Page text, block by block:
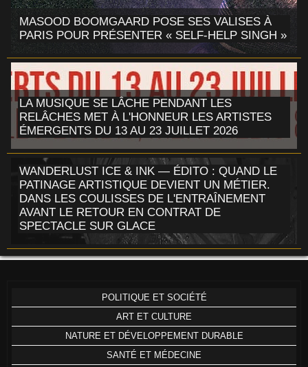
MASOOD BOOMGAARD POSE SES VALISES À
PARIS POUR PRÉSENTER « SELF-HELP SINGH »
LA MUSIQUE SE LÂCHE PENDANT LES
RELÂCHES MET À L'HONNEUR LES ARTISTES
ÉMERGENTS DU 13 AU 23 JUILLET 2026
WANDERLUST ICE & INK — ÉDITO : QUAND LE
PATINAGE ARTISTIQUE DEVIENT UN MÉTIER.
DANS LES COULISSES DE L'ENTRAÎNEMENT
AVANT LE RETOUR EN CONTRAT DE
SPECTACLE SUR GLACE
POLITIQUE ET SOCIÉTÉ
ART ET CULTURE
NATURE ET DÉVELOPPEMENT DURABLE
SANTÉ ET MÉDECINE